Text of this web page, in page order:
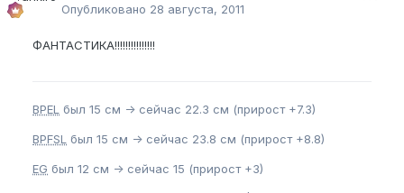
Опубликовано 28 августа, 2011
ФАНТАСТИКА!!!!!!!!!!!!!!!
BPEL был 15 см -> сейчас 22.3 см (прирост +7.3)
BPFSL был 15 см -> сейчас 23.8 см (прирост +8.8)
EG был 12 см -> сейчас 15 (прирост +3)